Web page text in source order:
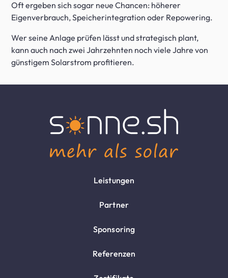
Oft ergeben sich sogar neue Chancen: höherer
Eigenverbrauch, Speicherintegration oder Repowering.
Wer seine Anlage prüfen lässt und strategisch plant,
kann auch nach zwei Jahrzehnten noch viele Jahre von
günstigem Solarstrom profitieren.
Leistungen
Partner
Sponsoring
Referenzen